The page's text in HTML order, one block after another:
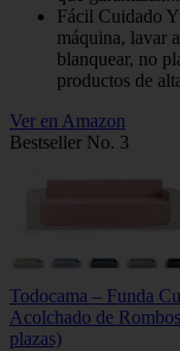
Fácil Cuidado
máquina, lavar
blanquear, no
productos de
Ver en Amazon
Bestseller No. 3
Todocama – Funda
Acolchado de
plazas)